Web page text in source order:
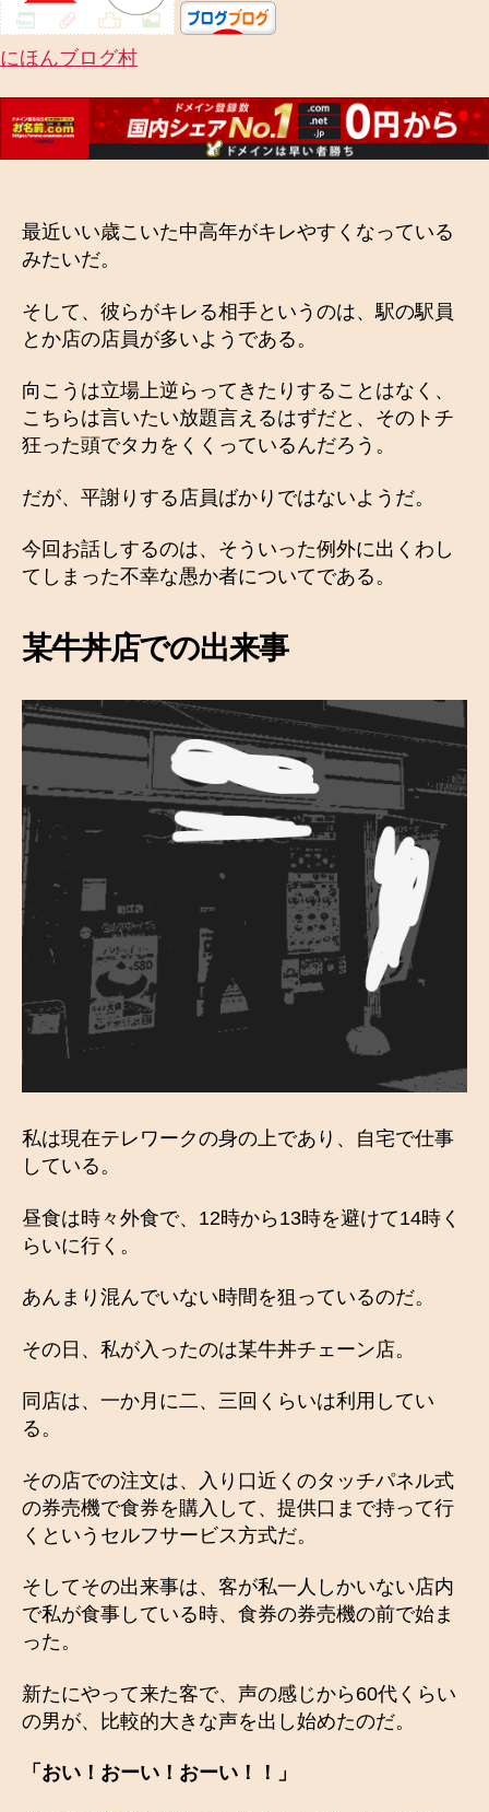
にほんブログ村
最近いい歳こいた中高年がキレやすくなっている
みたいだ。
そして、彼らがキレる相手というのは、駅の駅員
とか店の店員が多いようである。
向こうは立場上逆らってきたりすることはなく、
こちらは言いたい放題言えるはずだと、そのトチ
狂った頭でタカをくくっているんだろう。
だが、平謝りする店員ばかりではないようだ。
今回お話しするのは、そういった例外に出くわし
てしまった不幸な愚か者についてである。
某牛丼店での出来事
私は現在テレワークの身の上であり、自宅で仕事
している。
昼食は時々外食で、12時から13時を避けて14時く
らいに行く。
あんまり混んでいない時間を狙っているのだ。
その日、私が入ったのは某牛丼チェーン店。
同店は、一か月に二、三回くらいは利用してい
る。
その店での注文は、入り口近くのタッチパネル式
の券売機で食券を購入して、提供口まで持って行
くというセルフサービス方式だ。
そしてその出来事は、客が私一人しかいない店内
で私が食事している時、食券の券売機の前で始ま
った。
新たにやって来た客で、声の感じから60代くらい
の男が、比較的大きな声を出し始めたのだ。
「おい！おーい！おーい！！」